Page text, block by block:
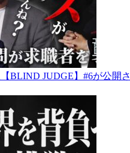
BLIND JUDGE】#6が公開さ